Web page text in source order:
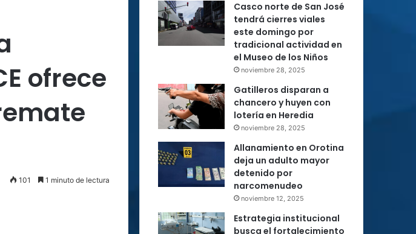
ofrece
101 1 minuto de lectura
Casco norte de San José
tendrá cierres viales
este domingo por
tradicional actividad en
el Museo de los Niños
noviembre 28, 2025
Gatilleros disparan a
chancero y huyen con
lotería en Heredia
noviembre 28, 2025
Allanamiento en Orotina
deja un adulto mayor
detenido por
narcomenudeo
noviembre 12, 2025
Estrategia institucional
busca el fortalecimiento